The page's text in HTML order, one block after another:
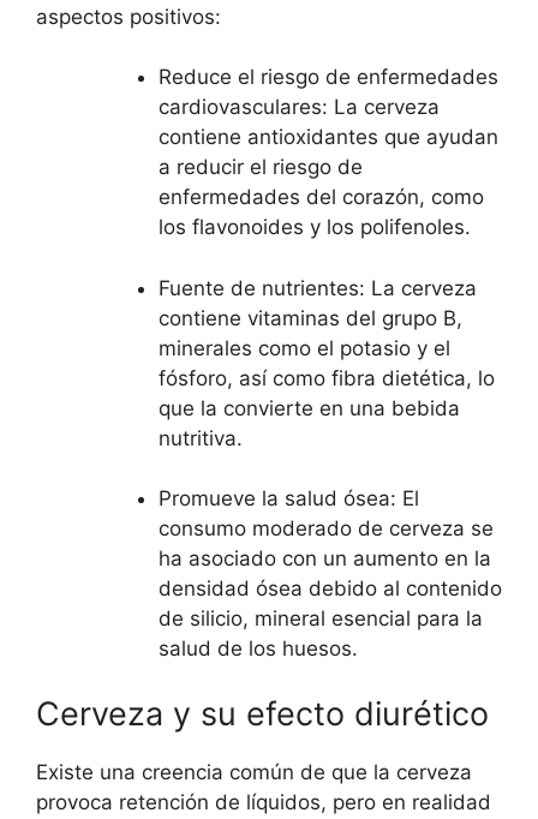
aspectos positivos:
Reduce el riesgo de enfermedades
cardiovasculares: La cerveza
contiene antioxidantes que ayudan
a reducir el riesgo de
enfermedades del corazón, como
los flavonoides y los polifenoles.
Fuente de nutrientes: La cerveza
contiene vitaminas del grupo B,
minerales como el potasio y el
fósforo, así como fibra dietética, lo
que la convierte en una bebida
nutritiva.
Promueve la salud ósea: El
consumo moderado de cerveza se
ha asociado con un aumento en la
densidad ósea debido al contenido
de silicio, mineral esencial para la
salud de los huesos.
Cerveza y su efecto diurético
Existe una creencia común de que la cerveza
provoca retención de líquidos, pero en realidad